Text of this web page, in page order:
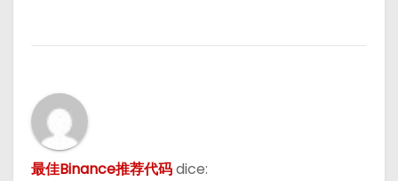
最佳Binance推荐代码dice: